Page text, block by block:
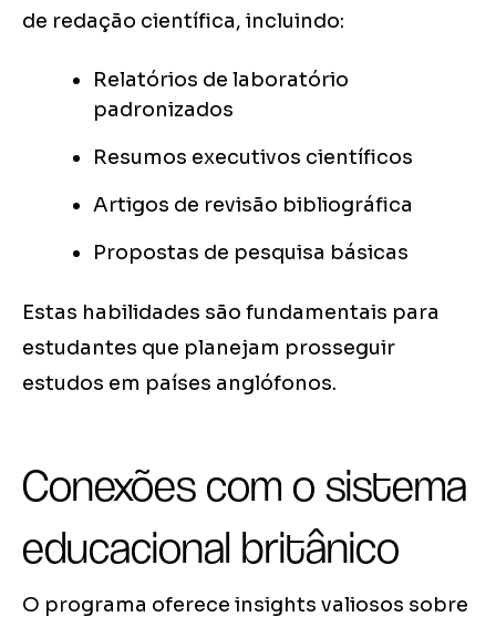
de redação científica, incluindo:
Relatórios de laboratório
padronizados
Resumos executivos científicos
Artigos de revisão bibliográfica
Propostas de pesquisa básicas
Estas habilidades são fundamentais para
estudantes que planejam prosseguir
estudos em países anglófonos.
Conexões com o sistema
educacional britânico
O programa oferece insights valiosos sobre